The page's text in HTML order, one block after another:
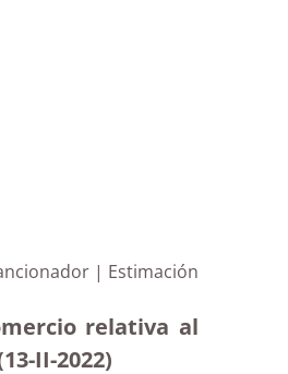
| Estimación
relativa al
II-2022)